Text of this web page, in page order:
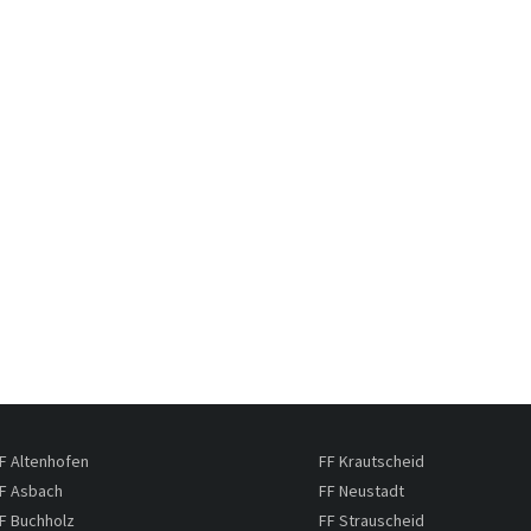
Altenhofen
Asbach
Buchholz
FF Krautscheid
FF Neustadt
FF Strauscheid